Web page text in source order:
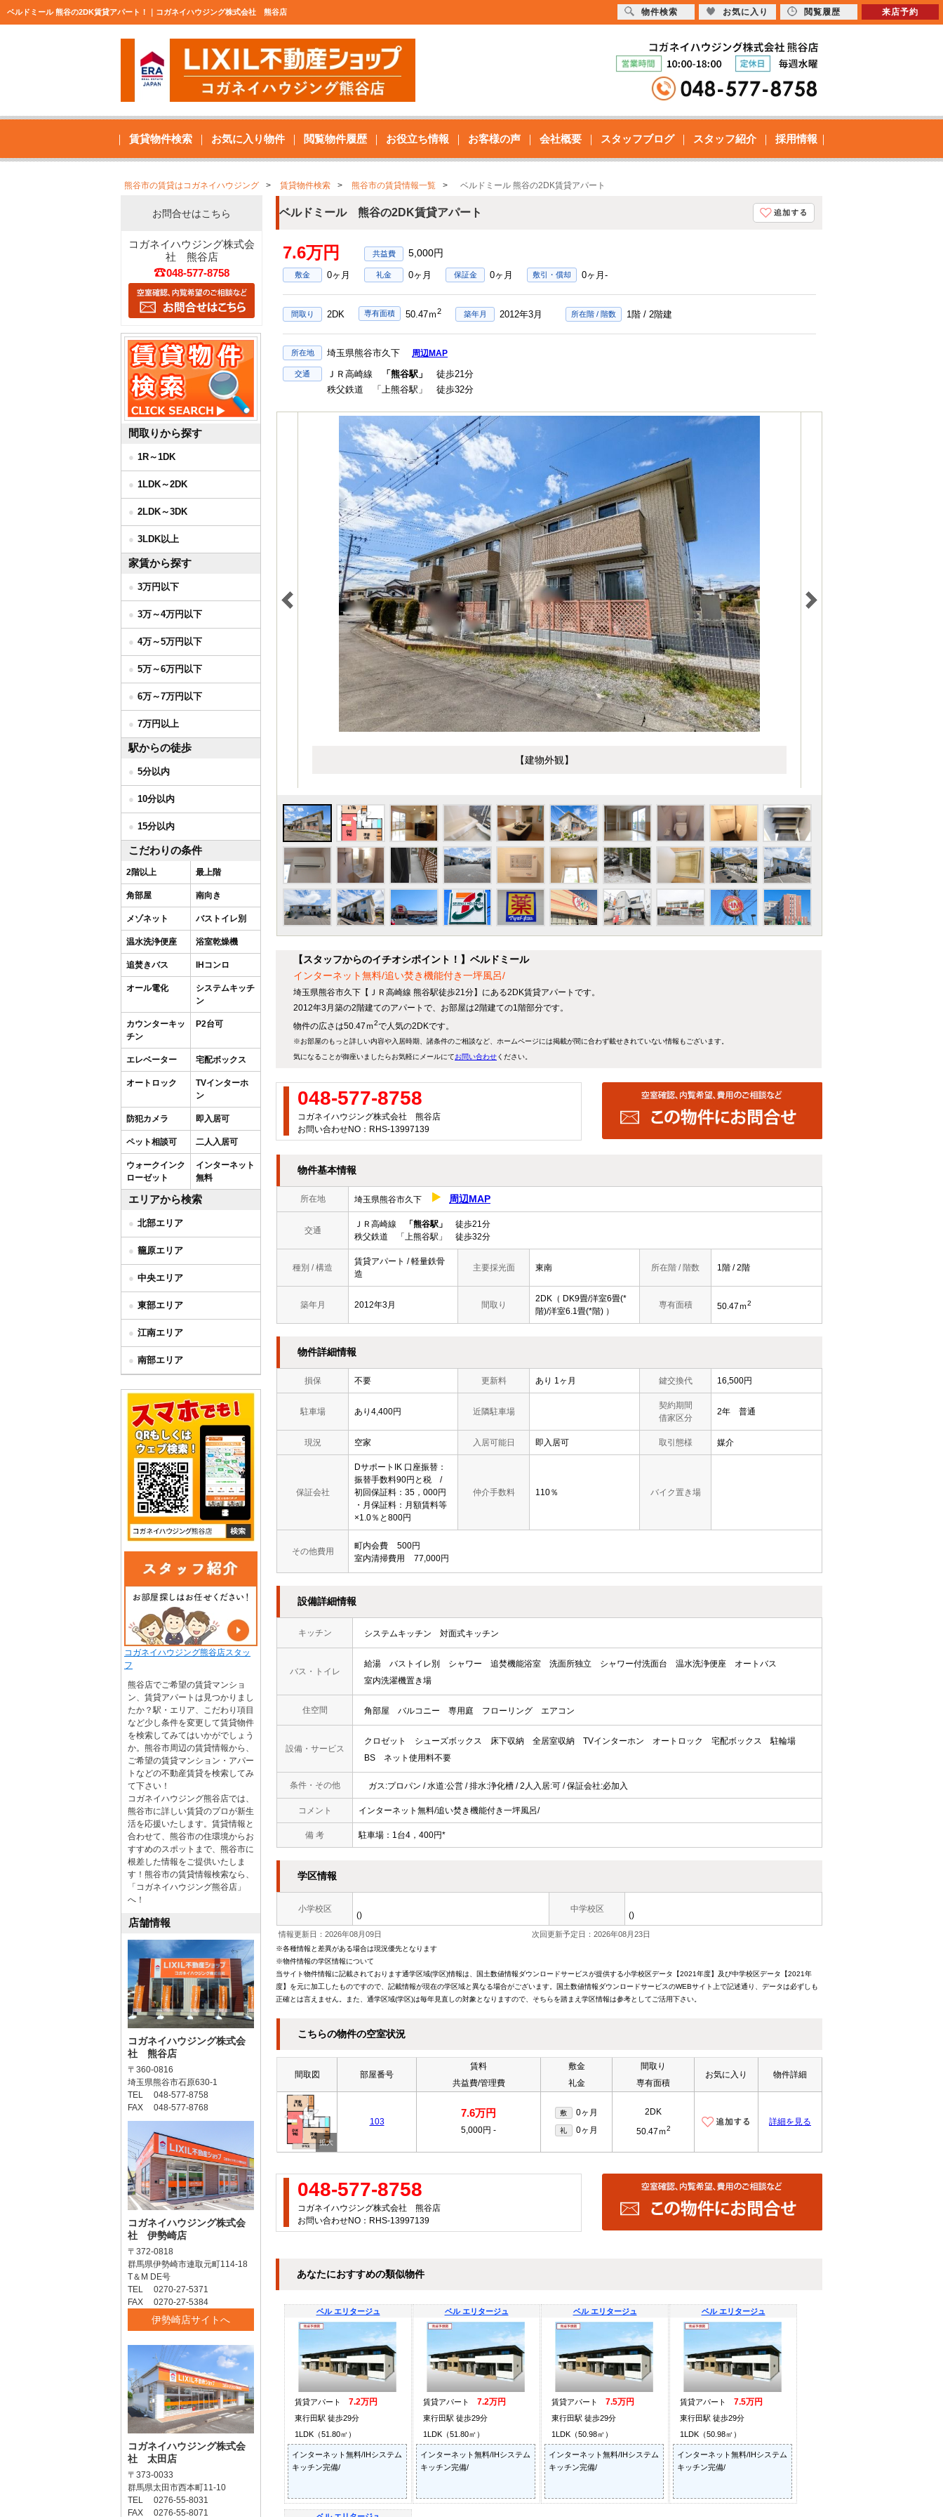
ベルドミール 熊谷の2DK賃貸アパート！｜コガネイハウジング株式会社 熊谷店
賃貸物件検索 お気に入り物件 閲覧物件履歴 お役立ち情報 お客様の声 会社概要 スタッフブログ スタッフ紹介 採用情報
熊谷市の賃貸はコガネイハウジング 賃貸物件検索 熊谷市の賃貸情報一覧 ベルドミール 熊谷の2DK賃貸アパート
ベルドミール 熊谷の2DK賃貸アパート
7.6万円 5,000円
敷金 0ヶ月 礼金 0ヶ月 保証金 0ヶ月 敷引・償却 0ヶ月-
間取り 2DK 専有面積 50.47ｍ2 築年月 2012年3月 所在階 / 階数 1階 / 2階建
所在地 埼玉県熊谷市久下 周辺MAP
交通 ＪＲ高崎線 「熊谷駅」
徒歩21分
秩父鉄道 「上熊谷駅」 徒歩32分
【建物外観】
【スタッフからのイチオシポイント！】ベルドミール
インターネット無料/追い焚き機能付き一坪風呂/
埼玉県熊谷市久下【ＪＲ高崎線 熊谷駅徒歩21分】にある2DK賃貸アパートです。
2012年3月築の2階建てのアパートで、お部屋は2階建ての1階部分です。
物件の広さは50.47ｍ2で人気の2DKです。
※お部屋のもっと詳しい内容や入居時期、諸条件のご相談など、ホームページには掲載が間に合わず載せきれていない情報もございます。
気になることが御座いましたらお気軽にメールにてお問い合わせください。
048-577-8758
コガネイハウジング株式会社 熊谷店
お問い合わせNO：RHS-13997139
物件基本情報
所在地 埼玉県熊谷市久下 周辺MAP
交通
ＪＲ高崎線 「熊谷駅」
徒歩21分
秩父鉄道 「上熊谷駅」 徒歩32分
種別 / 構造
賃貸アパート / 軽量鉄骨
造
主要採光面 東南 所在階 / 階数 1階 / 2階
築年月 2012年3月 間取り
2DK（ DK9畳/洋室6畳(*
階)/洋室6.1畳(*階) ）
専有面積 50.47ｍ2
物件詳細情報
損保 不要 更新料 あり 1ヶ月 鍵交換代 16,500円
駐車場 あり4,400円 近隣駐車場
契約期間
借家区分
2年 普通
現況 空家 入居可能日 即入居可 取引態様 媒介
保証会社
DサポートIK 口座振替：
振替手数料90円と税 /
初回保証料：35，000円
・月保証料：月額賃料等
×1.0％と800円
仲介手数料 110％ バイク置き場
その他費用
町内会費
500円
室内清掃費用
77,000円
設備詳細情報
キッチン システムキッチン 対面式キッチン
バス・トイレ
給湯 バストイレ別 シャワー 追焚機能浴室 洗面所独立 シャワー付洗面台 温水洗浄便座
オートバス
室内洗濯機置き場
住空間 角部屋 バルコニー 専用庭 フローリング エアコン
設備・サービス
クロゼット シューズボックス 床下収納 全居室収納 TVインターホン オートロック 宅配ボックス
駐輪場
BS
ネット使用料不要
条件・その他 ガス:プロパン / 水道:公営 / 排水:浄化槽 / 2人入居:可 / 保証会社:必加入
コメント インターネット無料/追い焚き機能付き一坪風呂/
備 考 駐車場：1台4，400円*
学区情報
小学校区
()
中学校区
()
情報更新日：2026年08月09日 次回更新予定日：2026年08月23日
※各種情報と差異がある場合は現況優先となります
※物件情報の学区情報について
当サイト物件情報に記載されております通学区域(学区)情報は、国土数値情報ダウンロードサービスが提供する小学校区データ【2021年度】及び中学校区データ【2021年
度】を元に加工したものですので、記載情報が現在の学区域と異なる場合がございます。国土数値情報ダウンロードサービスのWEBサイト上で記述通り、データは必ずしも
正確とは言えません。また、通学区域(学区)は毎年見直しの対象となりますので、そちらを踏まえ学区情報は参考としてご活用下さい。
こちらの物件の空室状況
間取図 部屋番号
賃料
共益費/管理費
敷金
礼金
間取り
専有面積
お気に入り 物件詳細
103
7.6万円
5,000円 -
敷 0ヶ月
礼 0ヶ月
2DK
50.47ｍ2
詳細を見る
048-577-8758
コガネイハウジング株式会社 熊谷店
お問い合わせNO：RHS-13997139
あなたにおすすめの類似物件
ベル エリタージュ
賃貸アパート 7.2万円
東行田駅 徒歩29分
1LDK（51.80㎡）
インターネット無料/IHシステム
キッチン完備/
ベル エリタージュ
賃貸アパート 7.2万円
東行田駅 徒歩29分
1LDK（51.80㎡）
インターネット無料/IHシステム
キッチン完備/
ベル エリタージュ
賃貸アパート 7.5万円
東行田駅 徒歩29分
1LDK（50.98㎡）
インターネット無料/IHシステム
キッチン完備/
ベル エリタージュ
賃貸アパート 7.5万円
東行田駅 徒歩29分
1LDK（50.98㎡）
インターネット無料/IHシステム
キッチン完備/
お問合せはこちら
コガネイハウジング株式会
社 熊谷店
048-577-8758
間取りから探す
1R～1DK
1LDK～2DK
2LDK～3DK
3LDK以上
家賃から探す
3万円以下
3万～4万円以下
4万～5万円以下
5万～6万円以下
6万～7万円以下
7万円以上
駅からの徒歩
5分以内
10分以内
15分以内
こだわりの条件
2階以上 最上階
角部屋 南向き
メゾネット バストイレ別
温水洗浄便座 浴室乾燥機
追焚きバス IHコンロ
オール電化
システムキッチ
ン
カウンターキッ
チン
P2台可
エレベーター 宅配ボックス
オートロック
TVインターホ
ン
防犯カメラ 即入居可
ペット相談可 二人入居可
ウォークインク
ローゼット
インターネット
無料
エリアから検索
北部エリア
籠原エリア
中央エリア
東部エリア
江南エリア
南部エリア
コガネイハウジング熊谷店スタッ
フ
熊谷店でご希望の賃貸マンショ
ン、賃貸アパートは見つかりまし
たか？駅・エリア、こだわり項目
など少し条件を変更して賃貸物件
を検索してみてはいかがでしょう
か。熊谷市周辺の賃貸情報から、
ご希望の賃貸マンション・アパー
トなどの不動産賃貸を検索してみ
て下さい！
コガネイハウジング熊谷店では、
熊谷市に詳しい賃貸のプロが新生
活を応援いたします。賃貸情報と
合わせて、熊谷市の住環境からお
すすめのスポットまで、熊谷市に
根差した情報をご提供いたしま
す！熊谷市の賃貸情報検索なら、
「コガネイハウジング熊谷店」
へ！
店舗情報
コガネイハウジング株式会
社 熊谷店
〒360-0816
埼玉県熊谷市石原630-1
TEL 048-577-8758
FAX 048-577-8768
コガネイハウジング株式会
社 伊勢崎店
〒372-0818
群馬県伊勢崎市連取元町114-18
T＆M DE号
TEL 0270-27-5371
FAX 0270-27-5384
伊勢崎店サイトへ
コガネイハウジング株式会
社 太田店
〒373-0033
群馬県太田市西本町11-10
TEL 0276-55-8031
FAX 0276-55-8071
物件検索 お気に入り 閲覧履歴 来店予約